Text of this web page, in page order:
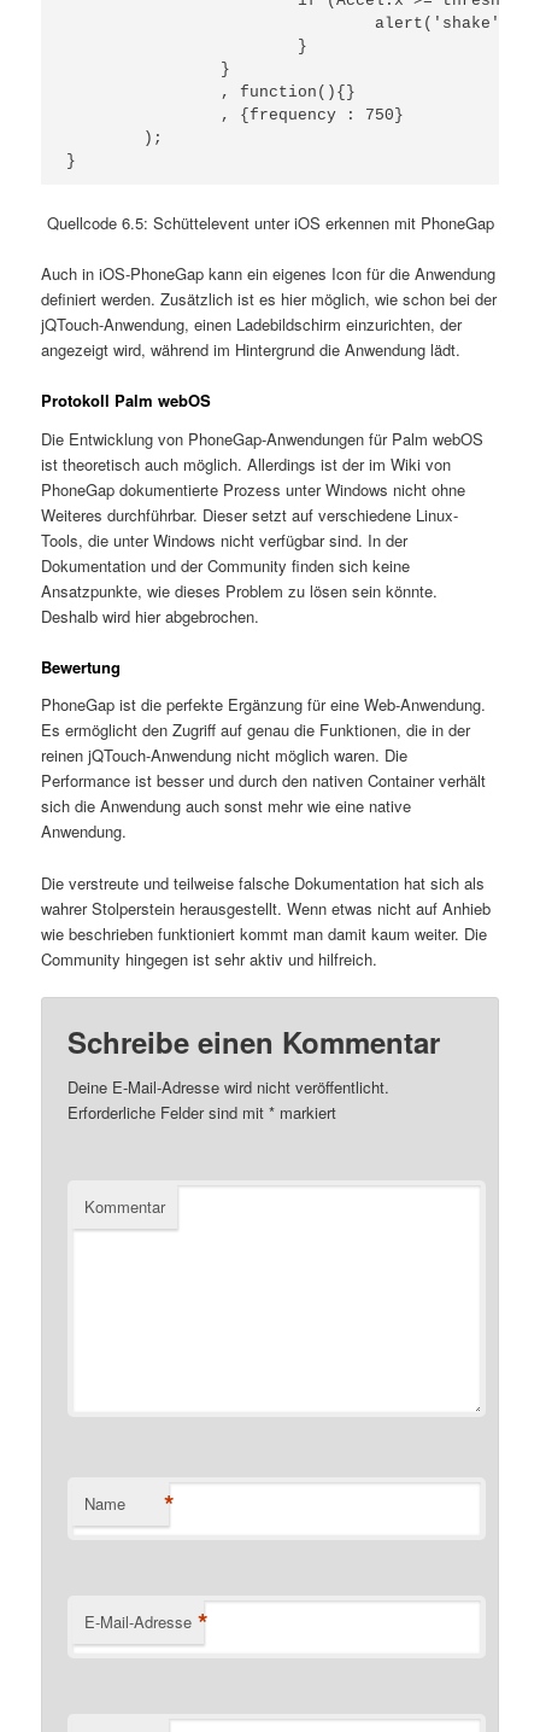
}
Quellcode 6.5: Schüttelevent unter iOS erkennen mit PhoneGap
Auch in iOS-PhoneGap kann ein eigenes Icon für die Anwendung
definiert werden. Zusätzlich ist es hier möglich, wie schon bei der
jQTouch-Anwendung, einen Ladebildschirm einzurichten, der
angezeigt wird, während im Hintergrund die Anwendung lädt.
Protokoll Palm webOS
Die Entwicklung von PhoneGap-Anwendungen für Palm webOS
ist theoretisch auch möglich. Allerdings ist der im Wiki von
PhoneGap dokumentierte Prozess unter Windows nicht ohne
Weiteres durchführbar. Dieser setzt auf verschiedene Linux-
Tools, die unter Windows nicht verfügbar sind. In der
Dokumentation und der Community finden sich keine
Ansatzpunkte, wie dieses Problem zu lösen sein könnte.
Deshalb wird hier abgebrochen.
Bewertung
PhoneGap ist die perfekte Ergänzung für eine Web-Anwendung.
Es ermöglicht den Zugriff auf genau die Funktionen, die in der
reinen jQTouch-Anwendung nicht möglich waren. Die
Performance ist besser und durch den nativen Container verhält
sich die Anwendung auch sonst mehr wie eine native
Anwendung.
Die verstreute und teilweise falsche Dokumentation hat sich als
wahrer Stolperstein herausgestellt. Wenn etwas nicht auf Anhieb
wie beschrieben funktioniert kommt man damit kaum weiter. Die
Community hingegen ist sehr aktiv und hilfreich.
Schreibe einen Kommentar
Deine E-Mail-Adresse wird nicht veröffentlicht.
Erforderliche Felder sind mit* markiert
Kommentar
Name *
E-Mail-Adresse *